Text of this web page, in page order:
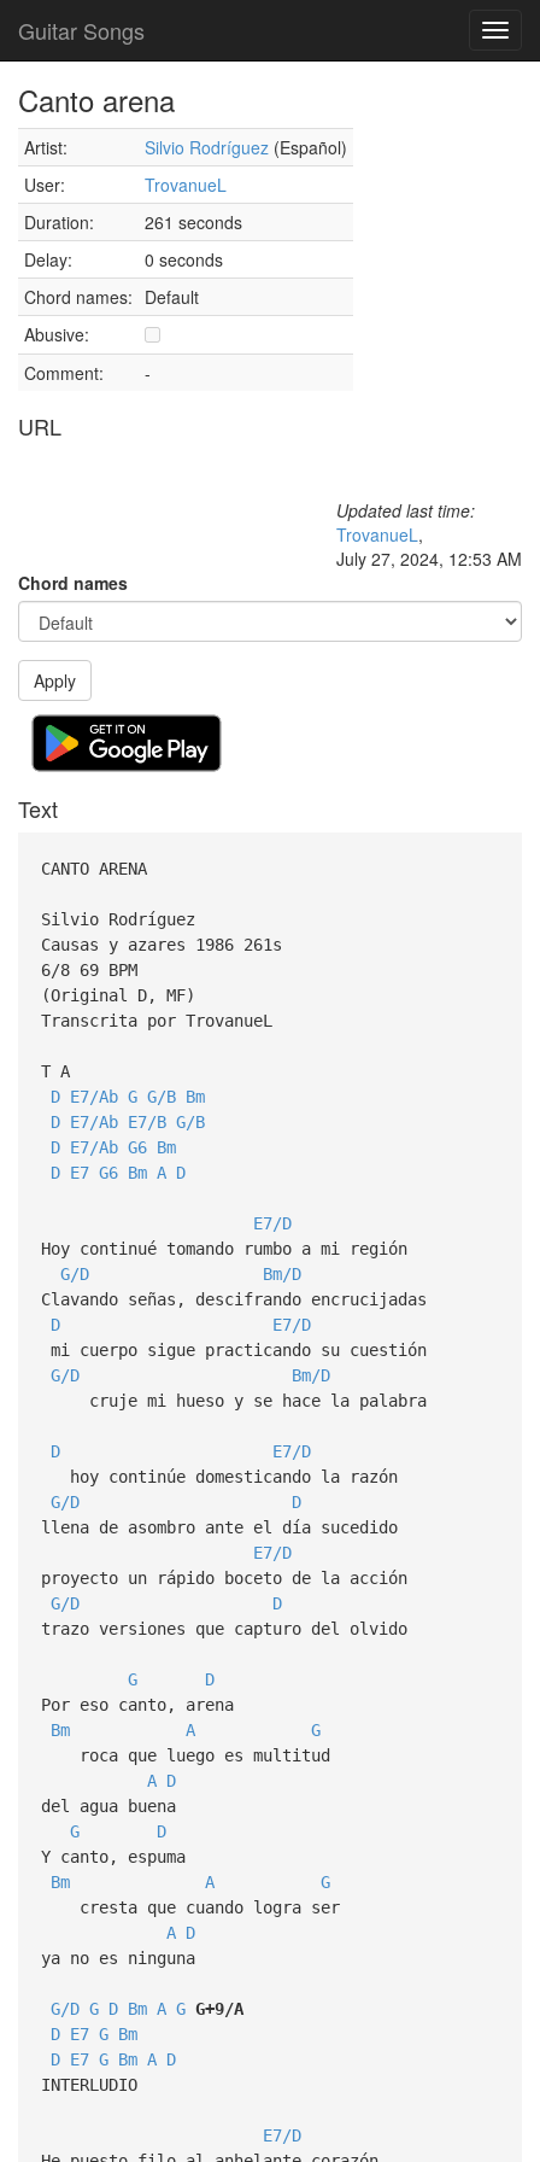
Guitar Songs
Canto arena
Artist: Silvio Rodríguez (Español)
User:
TrovanueL
Duration:
261 seconds
Delay:
0 seconds
Chord names: Default
Abusive:
Comment:
-
URL
Updated last time:
TrovanueL,
July 27, 2024, 12:53 AM
Chord names
Apply
Text
CANTO ARENA
Silvio Rodríguez
Causas y azares 1986 261s
6/8 69 BPM
(Original D, MF)
Transcrita por TrovanueL
T A
D E7/Ab G G/B Bm
D E7/Ab E7/B G/B
D E7/Ab G6 Bm
D E7 G6 Bm A D
E7/D
Hoy continué tomando rumbo a mi región
G/D
Bm/D
Clavando señas, descifrando encrucijadas
D
E7/D
mi cuerpo sigue practicando su cuestión
G/D
Bm/D
cruje mi hueso y se hace la palabra
D
E7/D
hoy continúe domesticando la razón
G/D
D
llena de asombro ante el día sucedido
E7/D
proyecto un rápido boceto de la acción
G/D
D
trazo versiones que capturo del olvido
G
D
Por eso canto, arena
Bm
A
G
roca que luego es multitud
A D
del agua buena
G
D
Y canto, espuma
Bm
A
G
cresta que cuando logra ser
A D
ya no es ninguna
G/D G D Bm A G G+9/A
D E7 G Bm
D E7 G Bm A D
INTERLUDIO
E7/D